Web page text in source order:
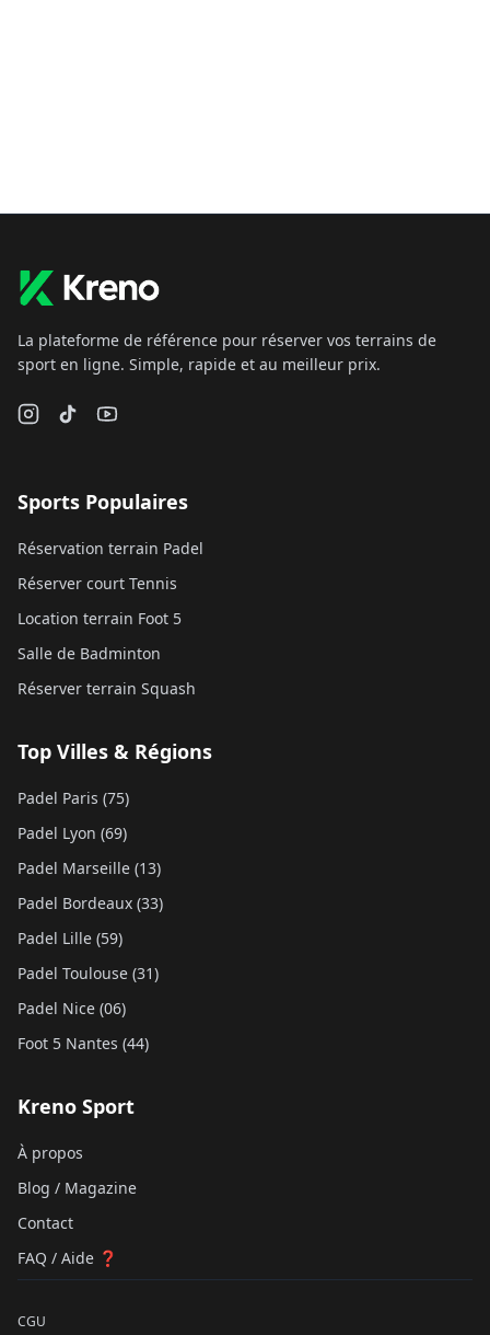
La plateforme de référence pour réserver vos terrains de
sport en ligne. Simple, rapide et au meilleur prix.
Sports Populaires
Réservation terrain Padel
Réserver court Tennis
Location terrain Foot 5
Salle de Badminton
Réserver terrain Squash
Top Villes & Régions
Padel Paris (75)
Padel Lyon (69)
Padel Marseille (13)
Padel Bordeaux (33)
Padel Lille (59)
Padel Toulouse (31)
Padel Nice (06)
Foot 5 Nantes (44)
Kreno Sport
À propos
Blog / Magazine
Contact
FAQ / Aide ❓
CGU